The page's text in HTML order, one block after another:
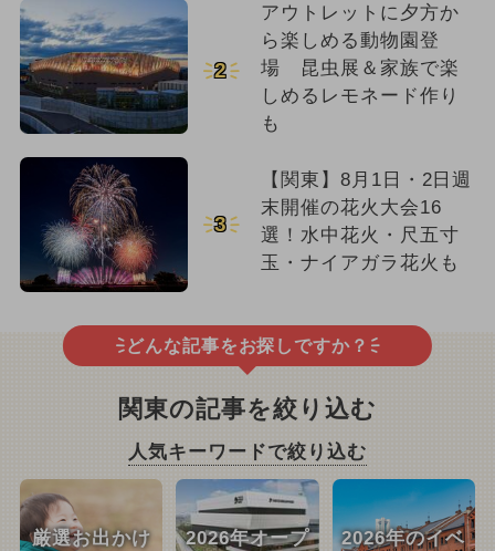
2
アウトレットに夕方か
ら楽しめる動物園登
場 昆虫展＆家族で楽
しめるレモネード作り
も
3
【関東】8月1日・2日週
末開催の花火大会16
選！水中花火・尺五寸
玉・ナイアガラ花火も
どんな記事をお探しですか？
関東の記事を絞り込む
人気キーワードで絞り込む
厳選お出かけ
2026年オープ
2026年のイベ